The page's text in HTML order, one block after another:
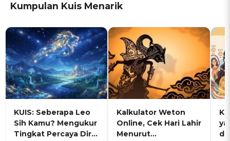
Kumpulan Kuis Menarik
KUIS: Seberapa Leo
Sih Kamu? Mengukur
Tingkat Percaya Diri
Kalkulator Weton
Online, Cek Hari Lahir
Menurut